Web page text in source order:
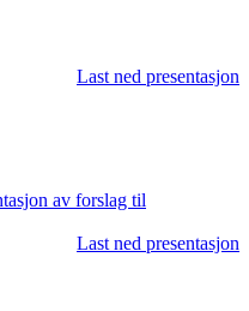
Last ned presentasjon
av forslag til
Last ned presentasjon